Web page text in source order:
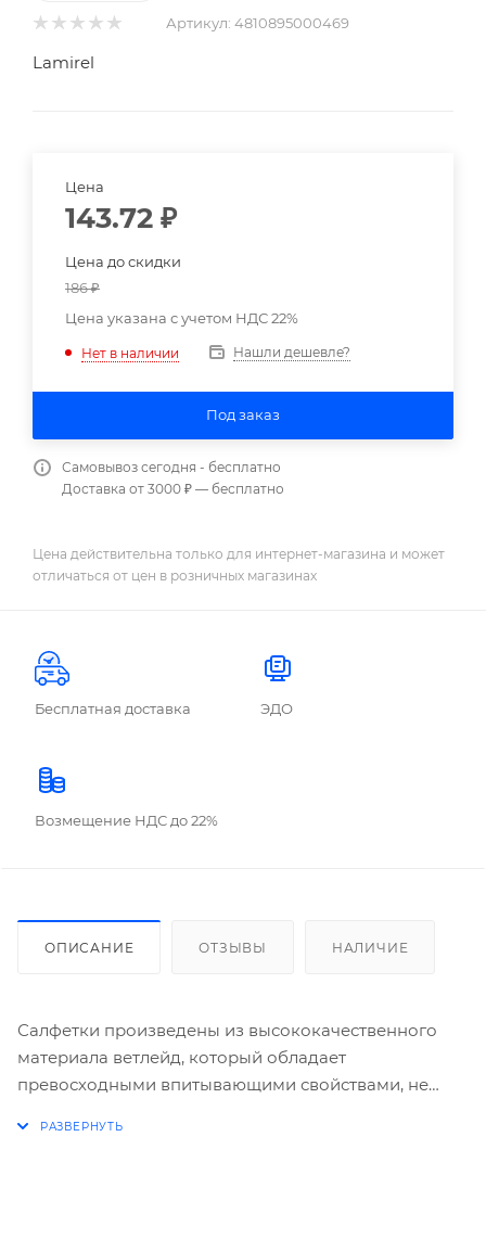
Артикул: 4810895000469
Lamirel
Цена
143.72 ₽
Цена до скидки
186₽
Цена указана с учетом НДС 22%
Нет в наличии Нашли дешевле?
Под заказ
Самовывоз сегодня - бесплатно
Доставка от 3000 ₽ — бесплатно
Цена действительна только для интернет-магазина и может
отличаться от цен в розничных магазинах
Бесплатная доставка ЭДО
Возмещение НДС до 22%
ОПИСАНИЕ ОТЗЫВЫ НАЛИЧИЕ
Салфетки произведены из высококачественного
материала ветлейд, который обладает
превосходными впитывающими свойствами, не